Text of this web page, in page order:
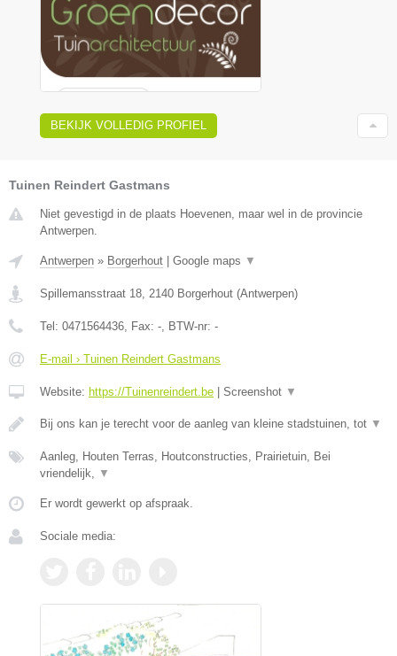
BEKIJK VOLLEDIG PROFIEL
Tuinen Reindert Gastmans
Niet gevestigd in de plaats Hoevenen, maar wel in de provincie
Antwerpen.
Antwerpen » Borgerhout | Google maps ▼
Spillemansstraat 18 2140 Borgerhout (Antwerpen)
Tel: 0471564436 , Fax: - , BTW-nr: -
E-mail › Tuinen Reindert Gastmans
Website: https://Tuinenreindert.be | Screenshot ▼
Bij ons kan je terecht voor de aanleg van kleine stadstuinen, tot ▼
Aanleg, Houten Terras, Houtconstructies, Prairietuin, Bei
vriendelijk,
▼
Er wordt gewerkt op afspraak.
Sociale media: